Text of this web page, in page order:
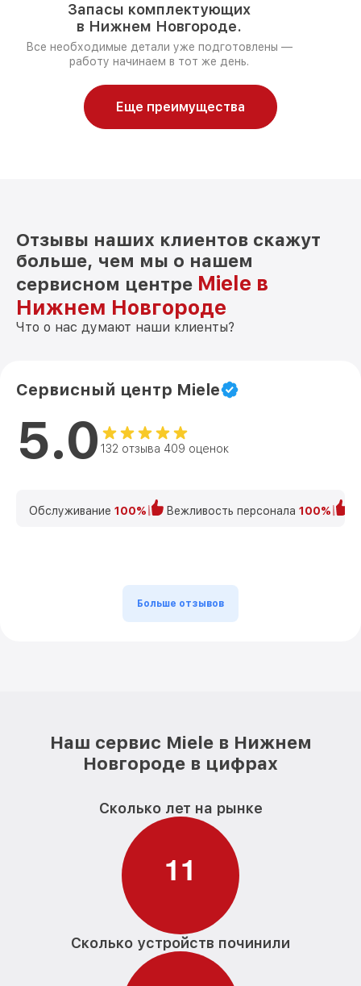
Запасы комплектующих
в Нижнем Новгороде.
Все необходимые детали уже подготовлены —
работу начинаем в тот же день.
Еще преимущества
Отзывы наших клиентов скажут
больше, чем мы о нашем
сервисном центре Miele в
Нижнем Новгороде
Что о нас думают наши клиенты?
Сервисный центр Miele
5.0 132 отзыва 409 оценок
Обслуживание 100% Вежливость персонала 100%
Больше отзывов
Наш сервис Miele в Нижнем
Новгороде в цифрах
Сколько лет на рынке
11
Сколько устройств починили